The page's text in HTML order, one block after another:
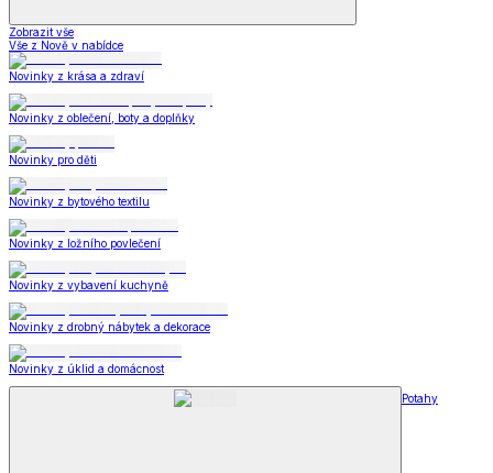
Zobrazit vše
Vše z Nově v nabídce
Novinky z krása a zdraví
Novinky z oblečení, boty a doplňky
Novinky pro děti
Novinky z bytového textilu
Novinky z ložního povlečení
Novinky z vybavení kuchyně
Novinky z drobný nábytek a dekorace
Novinky z úklid a domácnost
Potahy